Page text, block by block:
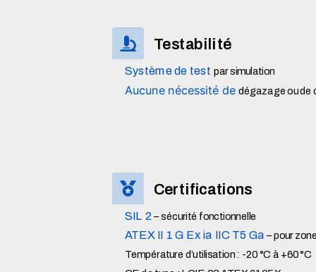
Testabilité
Système de test par simulation
Aucune nécessité dedégazage ou de
Certifications
SIL 2 – sécurité fonctionnelle
ATEX II 1 G Ex ia IIC T5 Ga – pour
Température d’utilisation : -20 °C à +60 °C